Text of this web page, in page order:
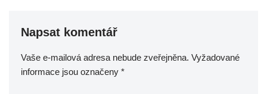
Napsat komentář
Vaše e-mailová adresa nebude zveřejněna. Vyžadované
informace jsou označeny *